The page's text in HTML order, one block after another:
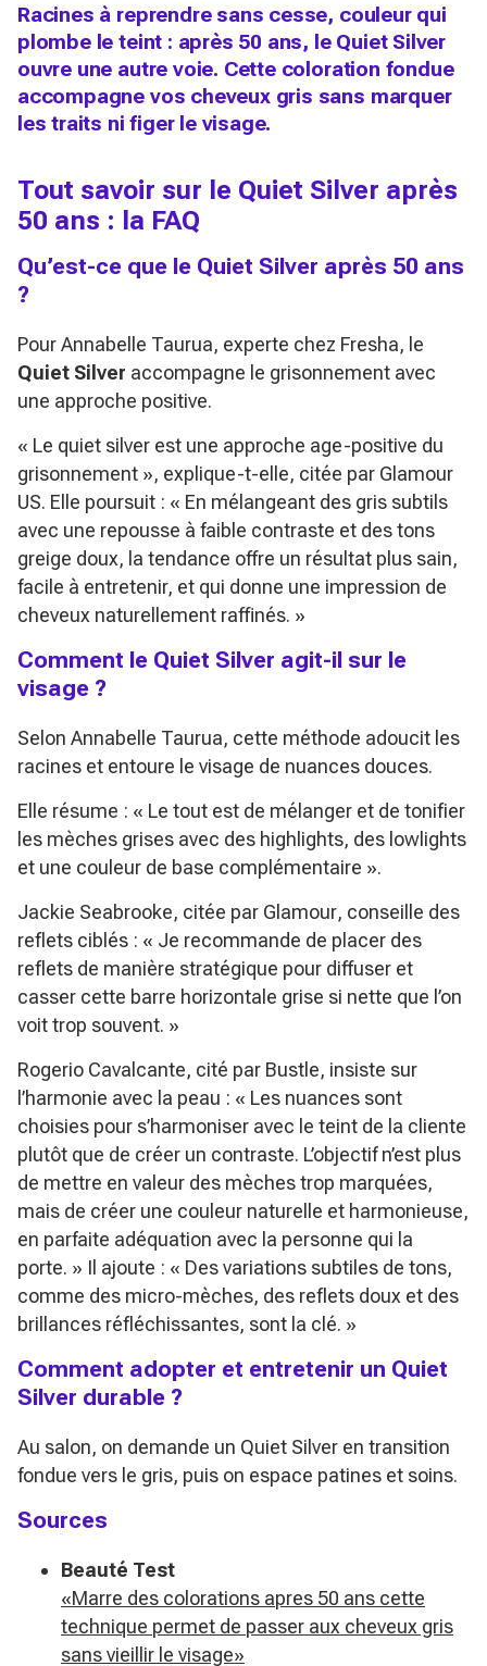
Racines à reprendre sans cesse, couleur qui
plombe le teint : après 50 ans, le Quiet Silver
ouvre une autre voie. Cette coloration fondue
accompagne vos cheveux gris sans marquer
les traits ni figer le visage.
Tout savoir sur le Quiet Silver après
50 ans : la FAQ
Qu’est-ce que le Quiet Silver après 50 ans
?
Pour Annabelle Taurua, experte chez Fresha, le
Quiet Silver accompagne le grisonnement avec
une approche positive.
« Le quiet silver est une approche age-positive du
grisonnement », explique-t-elle, citée par Glamour
US. Elle poursuit : « En mélangeant des gris subtils
avec une repousse à faible contraste et des tons
greige doux, la tendance offre un résultat plus sain,
facile à entretenir, et qui donne une impression de
cheveux naturellement raffinés. »
Comment le Quiet Silver agit-il sur le
visage ?
Selon Annabelle Taurua, cette méthode adoucit les
racines et entoure le visage de nuances douces.
Elle résume : « Le tout est de mélanger et de tonifier
les mèches grises avec des highlights, des lowlights
et une couleur de base complémentaire ».
Jackie Seabrooke, citée par Glamour, conseille des
reflets ciblés : « Je recommande de placer des
reflets de manière stratégique pour diffuser et
casser cette barre horizontale grise si nette que l’on
voit trop souvent. »
Rogerio Cavalcante, cité par Bustle, insiste sur
l’harmonie avec la peau : « Les nuances sont
choisies pour s’harmoniser avec le teint de la cliente
plutôt que de créer un contraste. L’objectif n’est plus
de mettre en valeur des mèches trop marquées,
mais de créer une couleur naturelle et harmonieuse,
en parfaite adéquation avec la personne qui la
porte. » Il ajoute : « Des variations subtiles de tons,
comme des micro-mèches, des reflets doux et des
brillances réfléchissantes, sont la clé. »
Comment adopter et entretenir un Quiet
Silver durable ?
Au salon, on demande un Quiet Silver en transition
fondue vers le gris, puis on espace patines et soins.
Sources
Beauté Test
«Marre des colorations apres 50 ans cette
technique permet de passer aux cheveux gris
sans vieillir le visage»